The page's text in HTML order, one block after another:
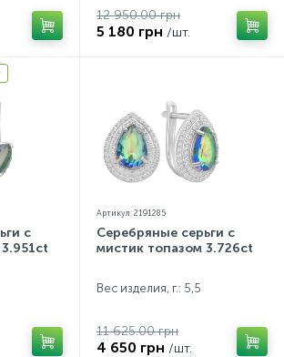
12 950.00 грн
5 180 грн /шт.
с
Артикул: 2191285
Серебряные серьги с
мистик топазом 3.726ct
Вес изделия, г.: 5,5
11 625.00 грн
4 650 грн /шт.